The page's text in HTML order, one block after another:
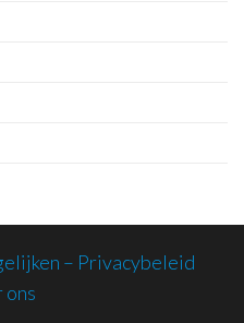
– Privacybeleid
ons